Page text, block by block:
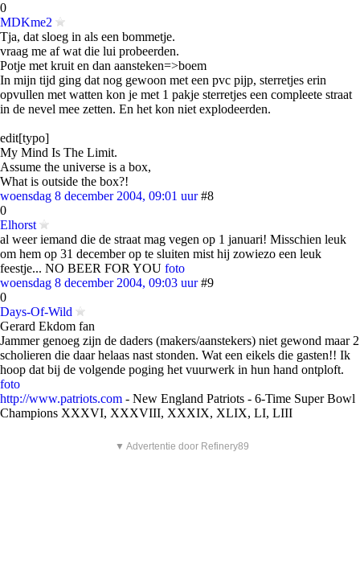
0
MDKme2
Tja, dat sloeg in als een bommetje.
vraag me af wat die lui probeerden.
Potje met kruit en dan aansteken=>boem
In mijn tijd ging dat nog gewoon met een pvc pijp, sterretjes erin
opvullen met watten kon je met 1 pakje sterretjes een compleete straat
in de nevel mee zetten. En het kon niet explodeerden.
edit[typo]
My Mind Is The Limit.
Assume the universe is a box,
What is outside the box?!
woensdag 8 december 2004, 09:01 uur #8
0
Elhorst
al weer iemand die de straat mag vegen op 1 januari! Misschien leuk
om hem op 31 december op te sluiten mist hij zowiezo een leuk
feestje... NO BEER FOR YOU foto
woensdag 8 december 2004, 09:03 uur #9
0
Days-Of-Wild
Gerard Ekdom fan
Jammer genoeg zijn de daders (makers/aanstekers) niet gewond maar 2
scholieren die daar helaas nast stonden. Wat een eikels die gasten!! Ik
hoop dat bij de volgende poging het vuurwerk in hun hand ontploft.
foto
http://www.patriots.com - New England Patriots - 6-Time Super Bowl
Champions XXXVI, XXXVIII, XXXIX, XLIX, LI, LIII
▼ Advertentie door Refinery89